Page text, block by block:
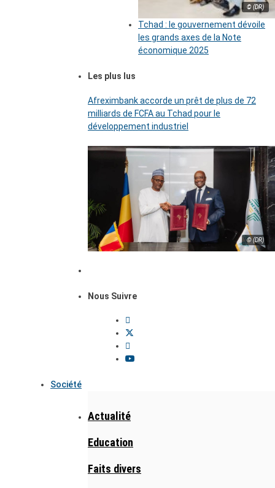
© (DR)
Tchad : le gouvernement dévoile
les grands axes de la Note
économique 2025
Les plus lus
Afreximbank accorde un prêt de plus de 72
milliards de FCFA au Tchad pour le
développement industriel
© (DR)
Nous Suivre
Société
Actualité
Education
Faits divers